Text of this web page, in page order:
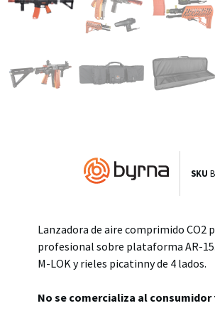
SKU
Lanzadora de aire comprimido CO2
profesional sobre plataforma AR-
M-LOK y rieles picatinny de 4 lados.
No se comercializa al